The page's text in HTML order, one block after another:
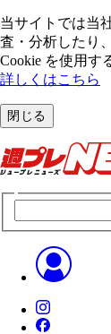
当サイトでは当
査・分析したり
Cookie を使⽤す
詳しくはこちら
閉じる